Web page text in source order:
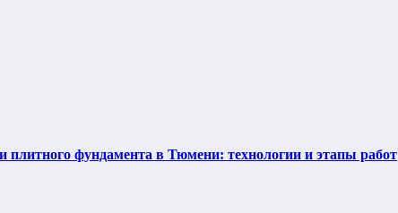
плитного фундамента в Тюмени: технологии и этапы работ